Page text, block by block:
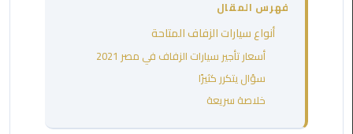
مطروح
فهرس المقال
أنواع سيارات الزفاف المتاحة
أسعار تأجير سيارات الزفاف في مصر 2021
سؤال يتكرر كثيرًا
خلاصة سريعة